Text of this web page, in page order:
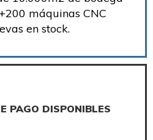
máquinas CNC
en stock.
PAGO DISPONIBLES